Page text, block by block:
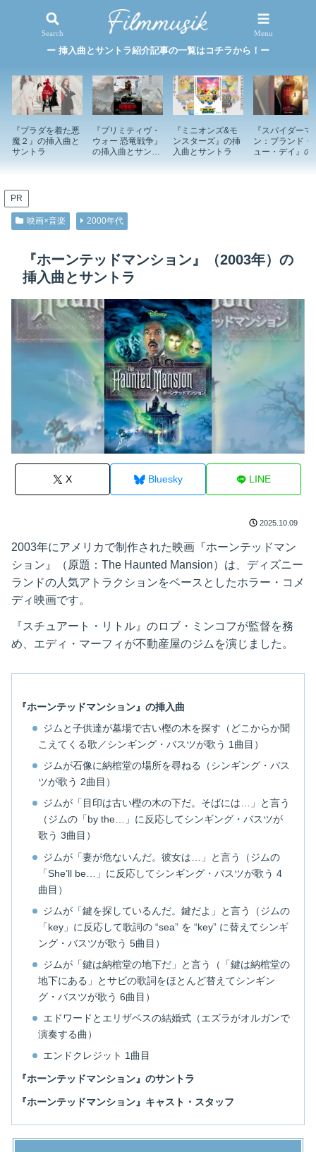
映画×音楽 特集記事
ー 挿入曲とサントラ紹介記事の一覧はコチラから！ー
『プラダを着た悪
魔２』の挿入曲と
サントラ
『プリミティヴ・
ウォー 恐竜戦争』
の挿入曲とサント
『ミニオンズ&モ
ンスターズ』の挿
入曲とサントラ
『スパイダーマ
ン：ブランド・
ュー・デイ』の
PR
映画×音楽 2000年代
『ホーンテッドマンション』（2003年）の
挿入曲とサントラ
X Bluesky LINE
2025.10.09
2003年にアメリカで制作された映画『ホーンテッドマン
ション』（原題：The Haunted Mansion）は、ディズニー
ランドの人気アトラクションをベースとしたホラー・コメ
ディ映画です。
『スチュアート・リトル』のロブ・ミンコフが監督を務
め、エディ・マーフィが不動産屋のジムを演じました。
『ホーンテッドマンション』の挿入曲
ジムと子供達が墓場で古い樫の木を探す（どこからか聞
こえてくる歌／シンギング・バスツが歌う 1曲目）
ジムが石像に納棺堂の場所を尋ねる（シンギング・バス
ツが歌う 2曲目）
ジムが「目印は古い樫の木の下だ。そばには…」と言う
（ジムの「by the…」に反応してシンギング・バスツが
歌う 3曲目）
ジムが「妻が危ないんだ。彼女は…」と言う（ジムの
「She’ll be…」に反応してシンギング・バスツが歌う 4
曲目）
ジムが「鍵を探しているんだ。鍵だよ」と言う（ジムの
「key」に反応して歌詞の “sea” を “key” に替えてシンギ
ング・バスツが歌う 5曲目）
ジムが「鍵は納棺堂の地下だ」と言う（「鍵は納棺堂の
地下にある」とサビの歌詞をほとんど替えてシンギン
グ・バスツが歌う 6曲目）
エドワードとエリザベスの結婚式（エズラがオルガンで
演奏する曲）
エンドクレジット 1曲目
『ホーンテッドマンション』のサントラ
『ホーンテッドマンション』キャスト・スタッフ
Search Menu